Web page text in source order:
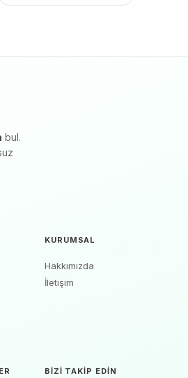
bul.
KURUMSAL
Hakkımızda
İletişim
BIZI TAKIP EDIN